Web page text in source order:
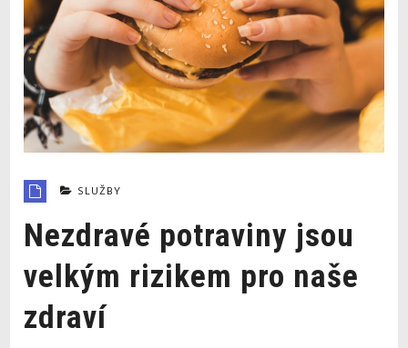
SLUŽBY
Nezdravé potraviny jsou
velkým rizikem pro naše
zdraví